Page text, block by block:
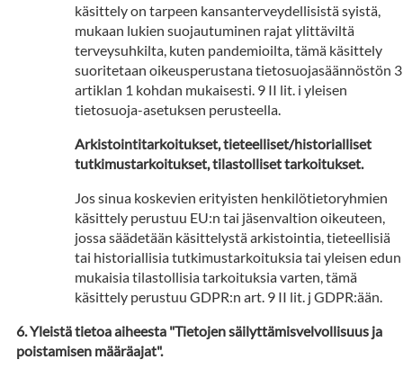
käsittely on tarpeen kansanterveydellisistä syistä,
mukaan lukien suojautuminen rajat ylittäviltä
terveysuhkilta, kuten pandemioilta, tämä käsittely
suoritetaan oikeusperustana tietosuojasäännöstön 3
artiklan 1 kohdan mukaisesti. 9 II lit. i yleisen
tietosuoja-asetuksen perusteella.
Arkistointitarkoitukset, tieteelliset/historialliset
tutkimustarkoitukset, tilastolliset tarkoitukset.
Jos sinua koskevien erityisten henkilötietoryhmien
käsittely perustuu EU:n tai jäsenvaltion oikeuteen,
jossa säädetään käsittelystä arkistointia, tieteellisiä
tai historiallisia tutkimustarkoituksia tai yleisen edun
mukaisia tilastollisia tarkoituksia varten, tämä
käsittely perustuu GDPR:n art. 9 II lit. j GDPR:ään.
Yleistä tietoa aiheesta "Tietojen säilyttämisvelvollisuus ja
poistamisen määräajat".